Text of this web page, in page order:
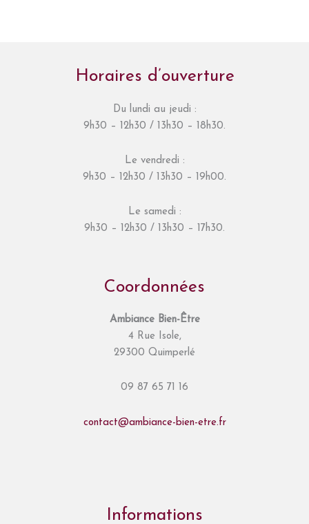
Horaires d’ouverture
Du lundi au jeudi :
9h30 – 12h30 / 13h30 – 18h30.
Le vendredi :
9h30 – 12h30 / 13h30 – 19h00.
Le samedi :
9h30 – 12h30 / 13h30 – 17h30.
Coordonnées
Ambiance Bien-Être
4 Rue Isole,
29300 Quimperlé
09 87 65 71 16
contact@ambiance-bien-etre.fr
Informations